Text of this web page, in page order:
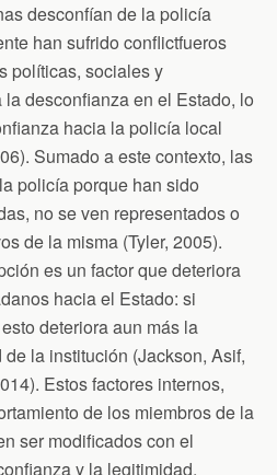
desconfían de la policía
han sufrido conflictfueros
políticas, sociales y
desconfianza en el Estado, lo
hacia la policía local
Sumado a este contexto, las
policía porque han sido
no se ven representados o
de la misma (Tyler, 2005).
es un factor que deteriora
hacia el Estado: si
deteriora aun más la
la institución (Jackson, Asif,
Estos factores internos,
de los miembros de la
ser modificados con el
y la legitimidad.